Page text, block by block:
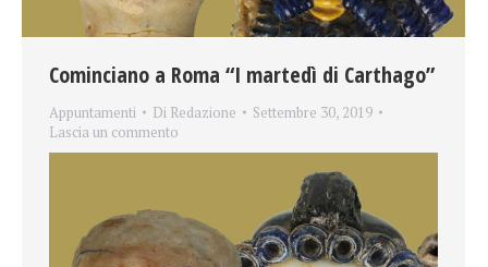
Cominciano a Roma “I martedì di Carthago”
Appuntamenti Di Redazione
Settembre 30, 2019
Lascia un commento